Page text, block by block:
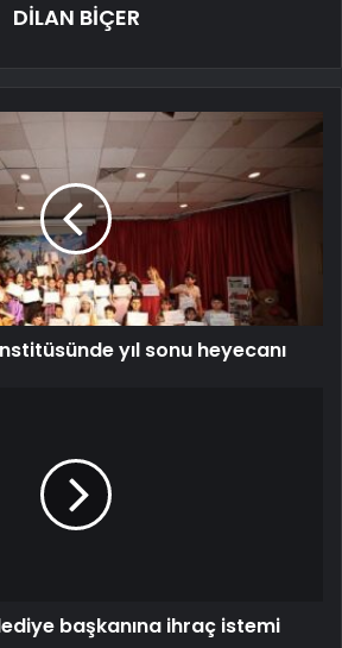
DİLAN BİÇER
yıl sonu heyecanı
başkanına ihraç istemi